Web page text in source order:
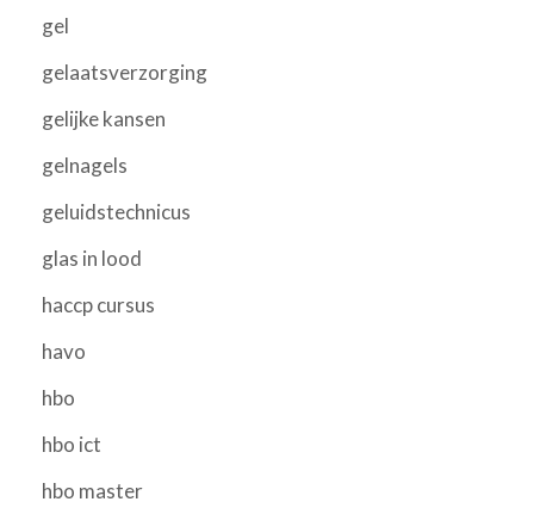
gel
gelaatsverzorging
gelijke kansen
gelnagels
geluidstechnicus
glas in lood
haccp cursus
havo
hbo
hbo ict
hbo master